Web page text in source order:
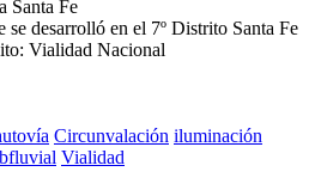
desarrolló en el 7º Distrito Santa Fe
Vialidad Nacional
Circunvalación iluminación
Vialidad